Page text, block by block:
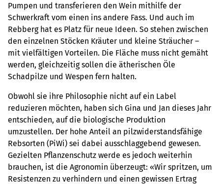
Pumpen und transferieren den Wein mithilfe der
Schwerkraft vom einen ins andere Fass. Und auch im
Rebberg hat es Platz für neue Ideen. So stehen zwischen
den einzelnen Stöcken Kräuter und kleine Sträucher –
mit vielfältigen Vorteilen. Die Fläche muss nicht gemäht
werden, gleichzeitig sollen die ätherischen Öle
Schadpilze und Wespen fern halten.
Obwohl sie ihre Philosophie nicht auf ein Label
reduzieren möchten, haben sich Gina und Jan dieses Jahr
entschieden, auf die biologische Produktion
umzustellen. Der hohe Anteil an pilzwiderstandsfähige
Rebsorten (PiWi) sei dabei ausschlaggebend gewesen.
Gezielten Pflanzenschutz werde es jedoch weiterhin
brauchen, ist die Agronomin überzeugt: «Wir spritzen, um
Resistenzen zu verhindern und einen gewissen Ertrag